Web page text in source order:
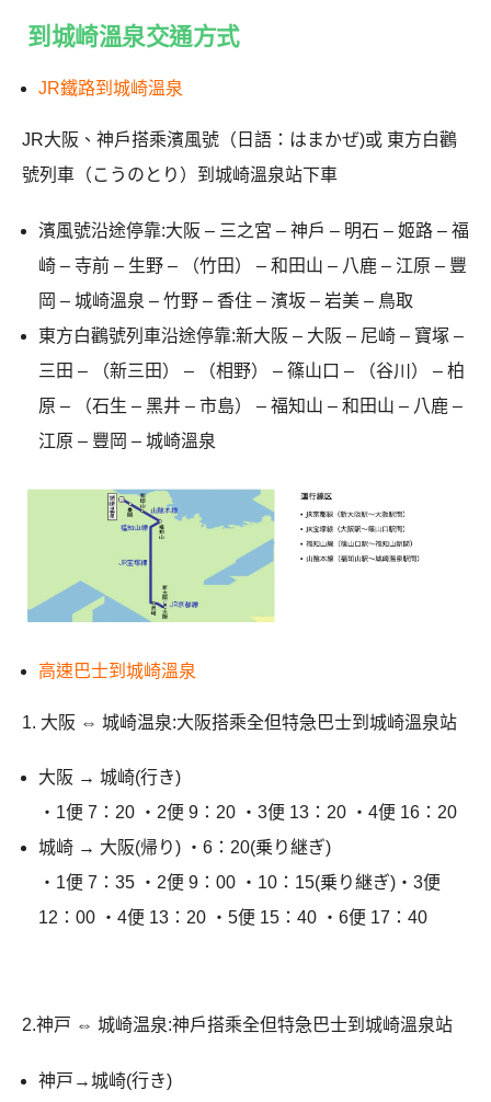
到城崎溫泉交通方式
JR鐵路到城崎溫泉
JR大阪、神戶搭乘濱風號（日語：はまかぜ)或 東方白鸛
號列車（こうのとり）到城崎溫泉站下車
濱風號沿途停靠:大阪 – 三之宮 – 神戶 – 明石 – 姬路 – 福
崎 – 寺前 – 生野 – （竹田） – 和田山 – 八鹿 – 江原 – 豐
岡 – 城崎溫泉 – 竹野 – 香住 – 濱坂 – 岩美 – 鳥取
東方白鸛號列車沿途停靠:新大阪 – 大阪 – 尼崎 – 寶塚 –
三田 – （新三田） – （相野） – 篠山口 – （谷川） – 柏
原 – （石生 – 黑井 – 市島） – 福知山 – 和田山 – 八鹿 –
江原 – 豐岡 – 城崎溫泉
高速巴士到城崎溫泉
1. 大阪 ⇔ 城崎温泉:大阪搭乘全但特急巴士到城崎溫泉站
大阪 → 城崎(行き)
・1便 7：20 ・2便 9：20 ・3便 13：20 ・4便 16：20
城崎 → 大阪(帰り) ・6：20(乗り継ぎ)
・1便 7：35 ・2便 9：00 ・10：15(乗り継ぎ)・3便
12：00 ・4便 13：20 ・5便 15：40 ・6便 17：40
2.神戸 ⇔ 城崎温泉:神戶搭乘全但特急巴士到城崎溫泉站
神戸→城崎(行き)